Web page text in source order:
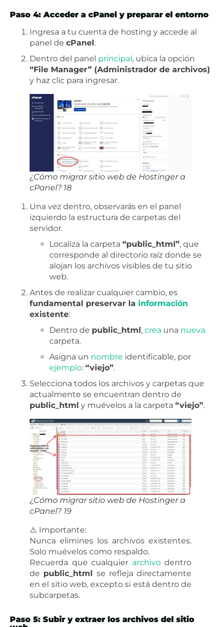
Paso 4: Acceder a cPanel y preparar el entorno
Ingresa a tu cuenta de hosting y accede al
panel de cPanel .
Dentro del panel principal , ubica la opción
“File Manager” (Administrador de archivos)
y haz clic para ingresar.
¿Cómo migrar sitio web de Hostinger a
cPanel? 18
Una vez dentro, observarás en el panel
izquierdo la estructura de carpetas del
servidor.
Localiza la carpeta “public_html”, que
corresponde al directorio raíz donde se
alojan los archivos visibles de tu sitio
web.
Antes de realizar cualquier cambio, es
fundamental preservar la información
existente:
Dentro de public_html, crea una nueva
carpeta.
Asigna un nombre identificable, por
ejemplo: “viejo”.
Selecciona todos los archivos y carpetas que
actualmente se encuentran dentro de
public_html y muévelos a la carpeta “viejo”.
¿Cómo migrar sitio web de Hostinger a
cPanel? 19
⚠️ Importante:
Nunca elimines los archivos existentes.
Solo muévelos como respaldo.
Recuerda que cualquier archivodentro
de public_html
se refleja directamente
en el sitio web, excepto si está dentro de
subcarpetas.
Paso 5: Subir y extraer los archivos del sitio